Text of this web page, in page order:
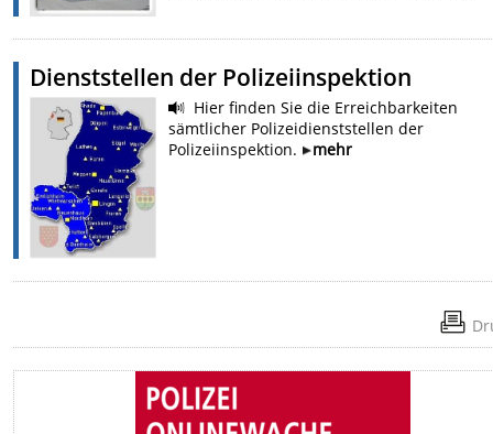
Dienststellen der Polizeiinspektion
Hier finden Sie die Erreichbarkeiten
sämtlicher Polizeidienststellen der
Polizeiinspektion.
mehr